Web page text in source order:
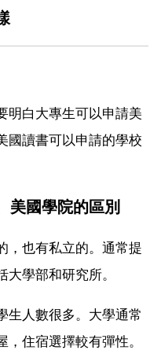
明白大專生可以申請美
國讀書可以申請的學校
美國學院的區別
，也有私立的。通常提
學部和研究所。
生人數很多。大學通常
住宿選擇較有彈性。